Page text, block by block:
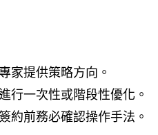
家提供策略方向。
行一次性或階段性優化。
約前務必確認操作手法。